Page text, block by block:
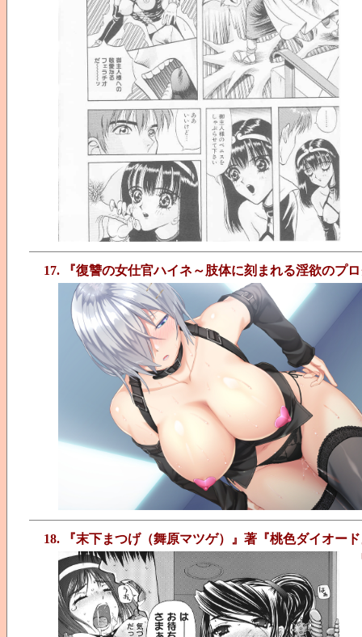
17. 『復讐の女仕官ハイネ～肢体に刻まれる淫欲のプ
18. 『末下まつげ（舞原マツゲ）』著『桃色ダイオー